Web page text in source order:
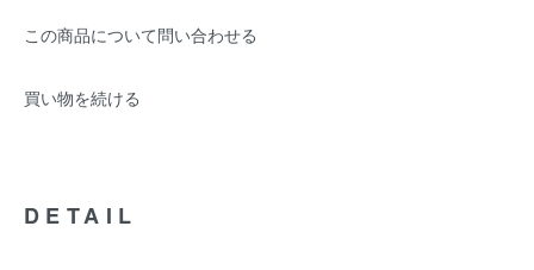
この商品について問い合わせる
買い物を続ける
DETAIL